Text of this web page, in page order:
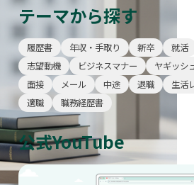
テーマから探す
履歴書 年収・手取り 新卒 就活
志望動機
ビジネスマナー
ヤギッシ
面接
メール 中途 退職
生活
適職
職務経歴書
公式YouTube